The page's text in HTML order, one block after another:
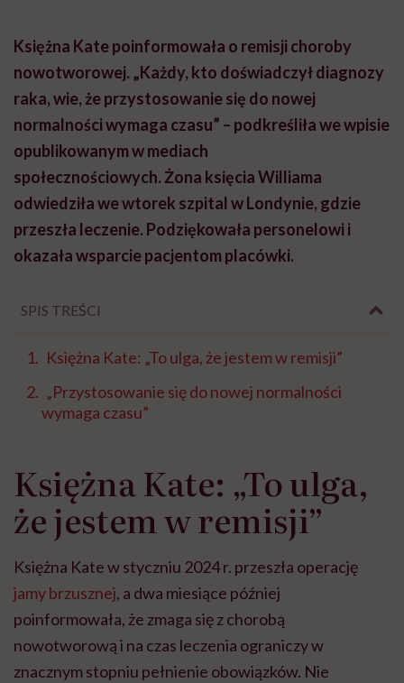
Księżna Kate poinformowała o remisji choroby
nowotworowej. „Każdy, kto doświadczył diagnozy
raka, wie, że przystosowanie się do nowej
normalności wymaga czasu” – podkreśliła we wpisie
opublikowanym w mediach
społecznościowych. Żona księcia Williama
odwiedziła we wtorek szpital w Londynie, gdzie
przeszła leczenie. Podziękowała personelowi i
okazała wsparcie pacjentom placówki.
SPIS TREŚCI
Księżna Kate: „To ulga, że jestem w remisji”
„Przystosowanie się do nowej normalności
wymaga czasu”
Księżna Kate: „To ulga,
że jestem w remisji”
Księżna Kate w styczniu 2024 r. przeszła operację
jamy brzusznej, a dwa miesiące później
poinformowała, że zmaga się z chorobą
nowotworową i na czas leczenia ograniczy w
znacznym stopniu pełnienie obowiązków. Nie